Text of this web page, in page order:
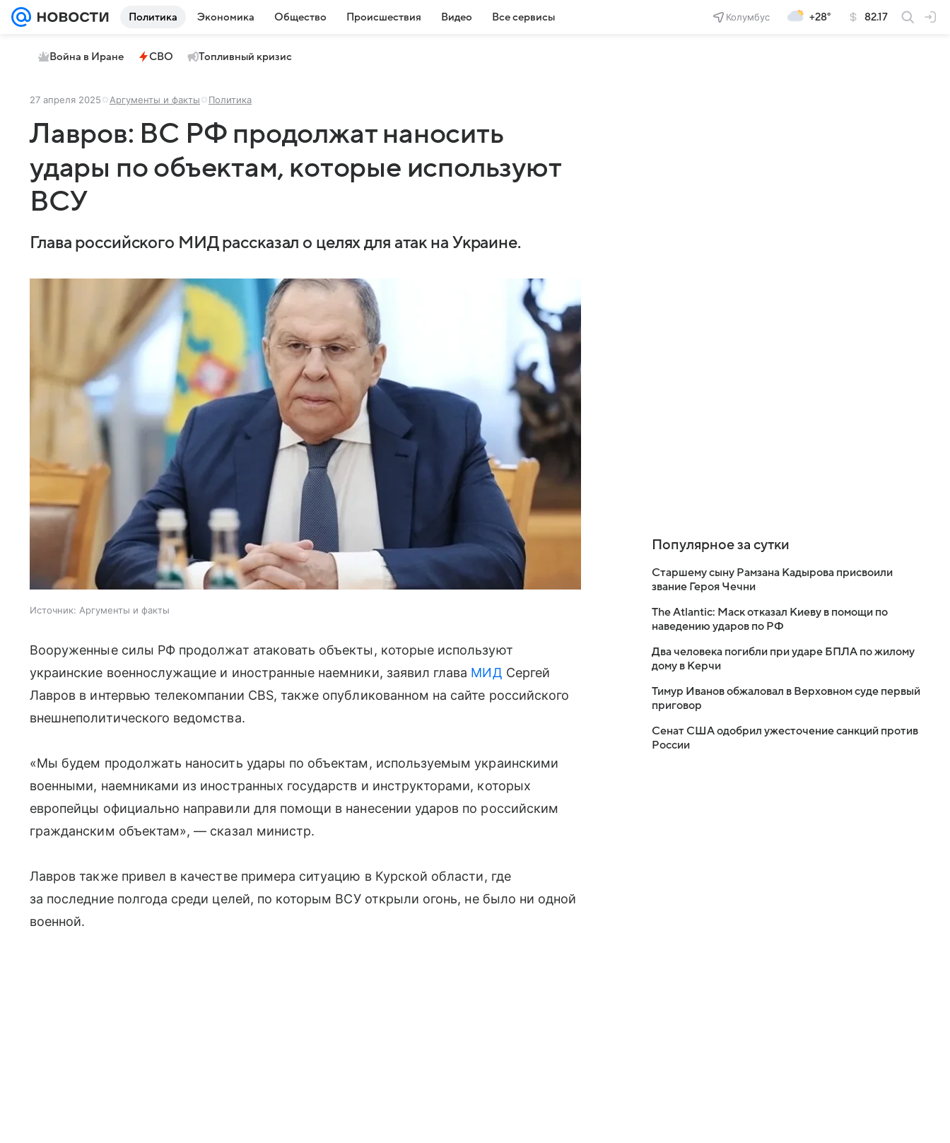
Политика Экономика Общество Происшествия Видео Все сервисы Колумбус +28° 82.17
Война в Иране СВО Топливный кризис
27 апреля 2025 Аргументы и факты Политика
Лавров: ВС РФ продолжат наносить
удары по объектам, которые используют
ВСУ
Глава российского МИД рассказал о целях для атак на Украине.
Источник: Аргументы и факты
Вооруженные силы РФ продолжат атаковать объекты, которые используют
украинские военнослужащие и иностранные наемники, заявил глава МИД Сергей
Лавров в интервью телекомпании CBS, также опубликованном на сайте российского
внешнеполитического ведомства.
«Мы будем продолжать наносить удары по объектам, используемым украинскими
военными, наемниками из иностранных государств и инструкторами, которых
европейцы официально направили для помощи в нанесении ударов по российским
гражданским объектам», — сказал министр.
Лавров также привел в качестве примера ситуацию в Курской области, где
за последние полгода среди целей, по которым ВСУ открыли огонь, не было ни одной
военной.
Популярное за сутки
Старшему сыну Рамзана Кадырова присвоили
звание Героя Чечни
The Atlantic: Маск отказал Киеву в помощи по
наведению ударов по РФ
Два человека погибли при ударе БПЛА по жилому
дому в Керчи
Тимур Иванов обжаловал в Верховном суде первый
приговор
Сенат США одобрил ужесточение санкций против
России